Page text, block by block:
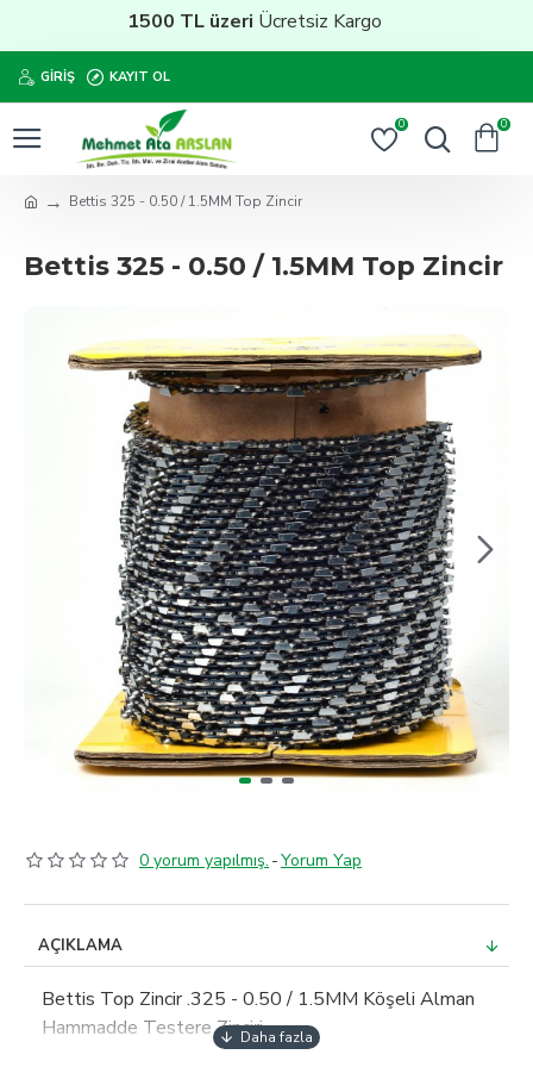
1500 TL üzeriÜcretsiz Kargo
GIRIŞ KAYIT OL
0 0
Bettis 325 - 0.50 / 1.5MM Top Zincir
Bettis 325 - 0.50 / 1.5MM Top Zincir
0 yorum yapılmış. -Yorum Yap
AÇIKLAMA
Bettis Top Zincir .325 - 0.50 / 1.5MM Köşeli Alman
Hammadde Testere Zinciri